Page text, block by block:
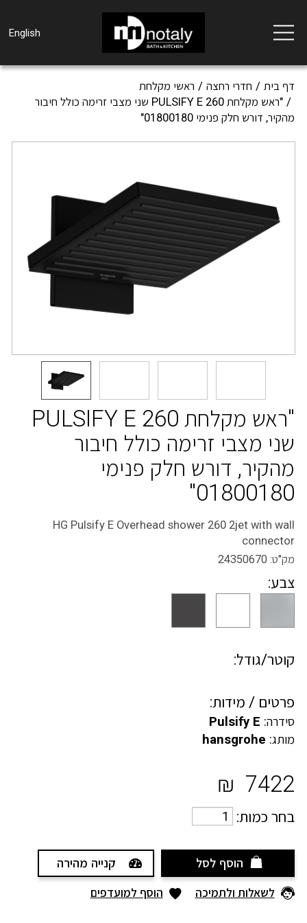
Toggle
navigation
English
דף בית חדרי רחצה
ראשי מקלחת
"ראש מקלחת PULSIFY E 260 שני מצבי זרימה כולל חיבור
מהקיר, דורש חלק פנימי 01800180"
"ראש מקלחת PULSIFY E 260
שני מצבי זרימה כולל חיבור
מהקיר, דורש חלק פנימי
01800180"
HG Pulsify E Overhead shower 260 2jet with wall
connector
מק"ט:24350670
צבע:
קוטר/גודל:
פרטים / מידות:
סידרה: Pulsify E
מותג: hansgrohe
7422
₪
בחר כמות:
הוסף לסל קנייה מהירה
לשאלות ולתמיכה הוסף למועדפים